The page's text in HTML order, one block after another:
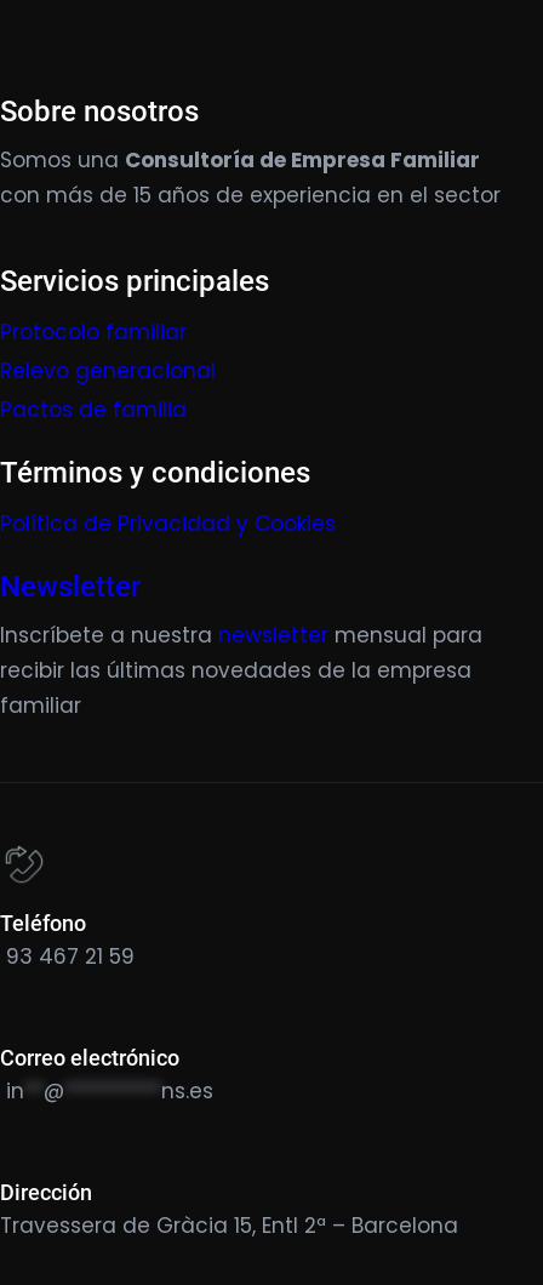
Sobre nosotros
Somos una Consultoría de Empresa Familiar
con más de 15 años de experiencia en el sector
Servicios principales
Protocolo familiar
Relevo generacional
Pactos de familia
Términos y condiciones
Política de Privacidad y Cookies
Newsletter
Inscríbete a nuestra newsletter mensual para
recibir las últimas novedades de la empresa
familiar
Teléfono
93 467 21 59
Correo electrónico
in @ ********** ns.es
Dirección
Travessera de Gràcia 15, Entl 2ª – Barcelona